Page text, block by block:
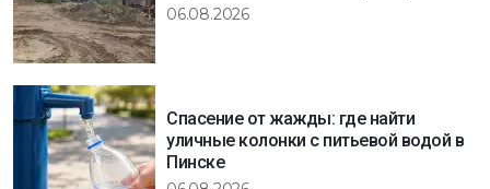
06.08.2026
Спасение от жажды: где найти
уличные колонки с питьевой водой в
Пинске